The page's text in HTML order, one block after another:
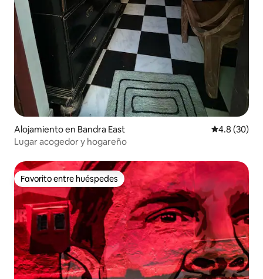
Alojamiento en Bandra East Calificación
4.8 (30)
Lugar acogedor y hogareño
Favorito entre huéspedes
Favorito entre huéspedes